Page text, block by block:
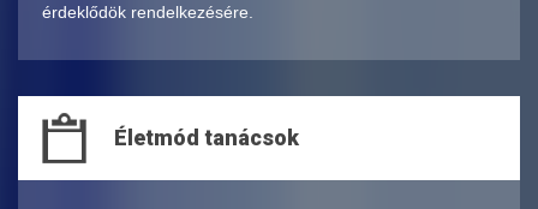
érdeklődök rendelkezésére.
Életmód tanácsok